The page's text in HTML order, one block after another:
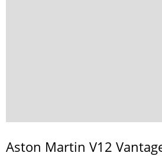
Aston Martin V12